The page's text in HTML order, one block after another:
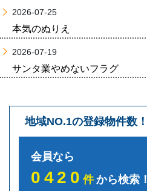
2026-07-25
本気のぬりえ
2026-07-19
サンタ業やめないフラグ
地域NO.1の登録物件数！
会員なら
0420件から検索！